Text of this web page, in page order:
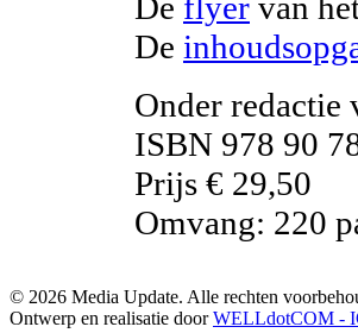
De
Onder redactie
ISBN 978 90
Prijs € 29,50
Omvang: 220
© 2026 Media Update. Alle rechten
Ontwerp en realisatie doorWELLdotCOM -